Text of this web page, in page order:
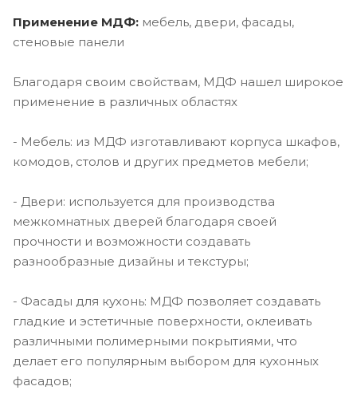
Применение МДФ: мебель, двери, фасады,
стеновые панели
Благодаря своим свойствам, МДФ нашел широкое
применение в различных областях
- Мебель: из МДФ изготавливают корпуса шкафов,
комодов, столов и других предметов мебели;
- Двери: используется для производства
межкомнатных дверей благодаря своей
прочности и возможности создавать
разнообразные дизайны и текстуры;
- Фасады для кухонь: МДФ позволяет создавать
гладкие и эстетичные поверхности, оклеивать
различными полимерными покрытиями, что
делает его популярным выбором для кухонных
фасадов;